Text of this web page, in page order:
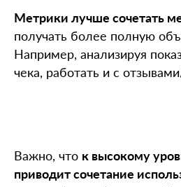
Метрики лучше сочетать
получать более полную
Например, анализируя
чека, работать и с
Важно, что к высокому
приводит сочетание